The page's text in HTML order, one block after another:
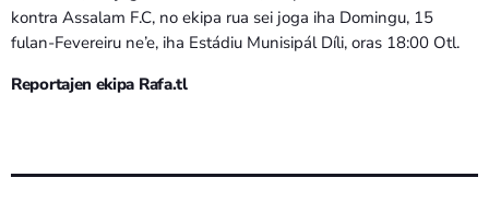
kontra Assalam F.C, no ekipa rua sei joga iha Domingu, 15
fulan-Fevereiru ne’e, iha Estádiu Munisipál Díli, oras 18:00 Otl.
Reportajen ekipa Rafa.tl